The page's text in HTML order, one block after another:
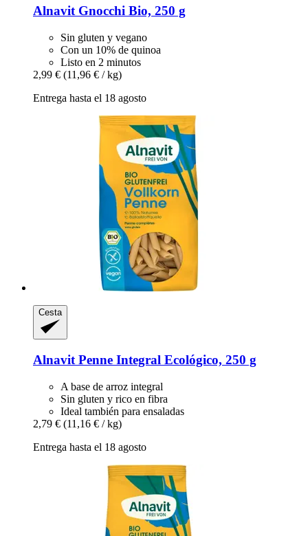
Alnavit Gnocchi Bio, 250 g
Sin gluten y vegano
Con un 10% de quinoa
Listo en 2 minutos
2,99 € (11,96 € / kg)
Entrega hasta el 18 agosto
Cesta
Alnavit Penne Integral Ecológico, 250 g
A base de arroz integral
Sin gluten y rico en fibra
Ideal también para ensaladas
2,79 € (11,16 € / kg)
Entrega hasta el 18 agosto